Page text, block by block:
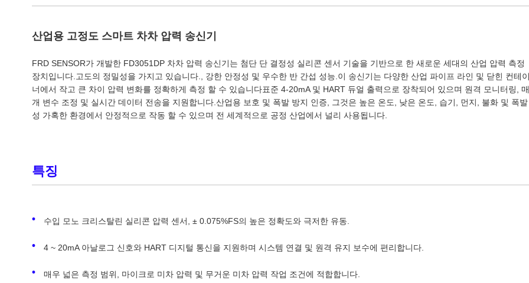
산업용 고정도 스마트 차차 압력 송신기
FRD SENSOR가 개발한 FD3051DP 차차 압력 송신기는 첨단 단 결정성 실리콘 센서 기술을 기반으로 한 새로운 세대의 산업 압력 측정
장치입니다.고도의 정밀성을 가지고 있습니다., 강한 안정성 및 우수한 반 간섭 성능.이 송신기는 다양한 산업 파이프 라인 및 닫힌 컨테
너에서 작고 큰 차이 압력 변화를 정확하게 측정 할 수 있습니다표준 4-20mA 및 HART 듀얼 출력으로 장착되어 있으며 원격 모니터링, 매
개 변수 조정 및 실시간 데이터 전송을 지원합니다.산업용 보호 및 폭발 방지 인증, 그것은 높은 온도, 낮은 온도, 습기, 먼지, 불화 및 폭발
성 가혹한 환경에서 안정적으로 작동 할 수 있으며 전 세계적으로 공정 산업에서 널리 사용됩니다.
특징
수입 모노 크리스탈린 실리콘 압력 센서, ± 0.075%FS의 높은 정확도와 극저한 유동.
4 ~ 20mA 아날로그 신호와 HART 디지털 통신을 지원하며 시스템 연결 및 원격 유지 보수에 편리합니다.
매우 넓은 측정 범위, 마이크로 미차 압력 및 무거운 미차 압력 작업 조건에 적합합니다.